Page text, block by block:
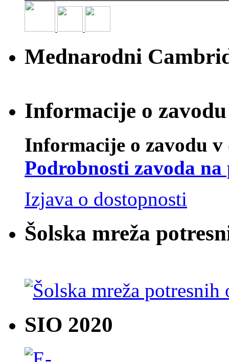
Mednarodni
Informacije o
Informacije o zavodu
Podrobnosti zavoda
Izjava o dostopnosti
Šolska mreža
SIO 2020